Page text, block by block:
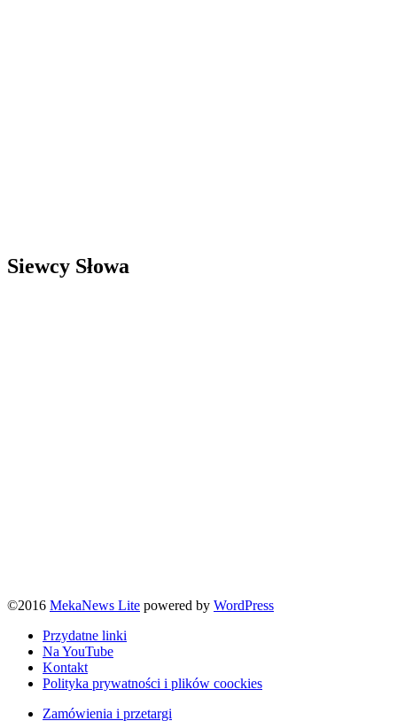
Siewcy Słowa
©2016 MekaNews Lite powered by WordPress
Przydatne linki
Na YouTube
Kontakt
Polityka prywatności i plików coockies
Zamówienia i przetargi